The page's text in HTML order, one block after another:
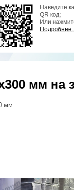
Наведите
QR код;
Или
Подробнее...
мм на
мм